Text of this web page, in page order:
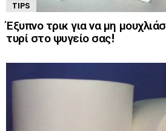
TIPS
Έξυπνο τρικ για να μη
τυρί στο ψυγείο σας!